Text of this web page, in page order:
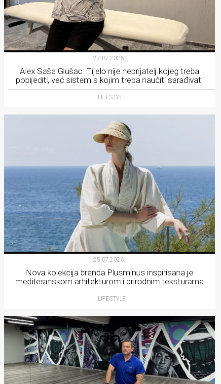
27.07.2026.
Alex Saša Glušac: Tijelo nije neprijatelj kojeg treba
pobijediti, već sistem s kojim treba naučiti sarađivati
LIFESTYLE
25.07.2026.
Nova kolekcija brenda Plusminus inspirisana je
mediteranskom arhitekturom i prirodnim teksturama
LIFESTYLE